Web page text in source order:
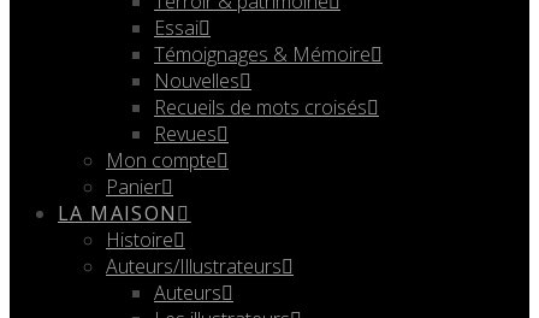
Essai
Témoignages & Mémoire
Nouvelles
Recueils de mots croisés
Revues
Mon compte
Panier
LA MAISON
Histoire
Auteurs/Illustrateurs
Auteurs